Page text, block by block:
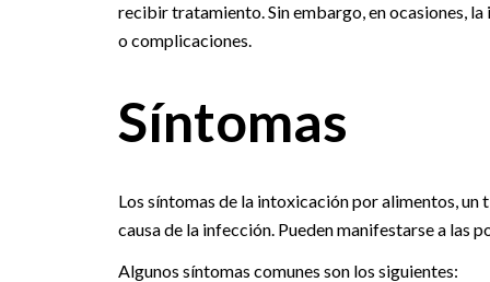
recibir tratamiento. Sin embargo, en ocasiones,
o complicaciones.
Síntomas
Los síntomas de la intoxicación por alimentos,
causa de la infección. Pueden manifestarse a las
Algunos síntomas comunes son los siguientes: